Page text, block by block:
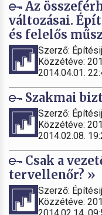
Az
változásai.
és felelős
Szerző:
Közzétéve:
2014.04.01.
Szakmai
Szerző:
Közzétéve:
2014.02.08.
Csak a
tervellenőr? »
Szerző:
Közzétéve:
2014.02.14.